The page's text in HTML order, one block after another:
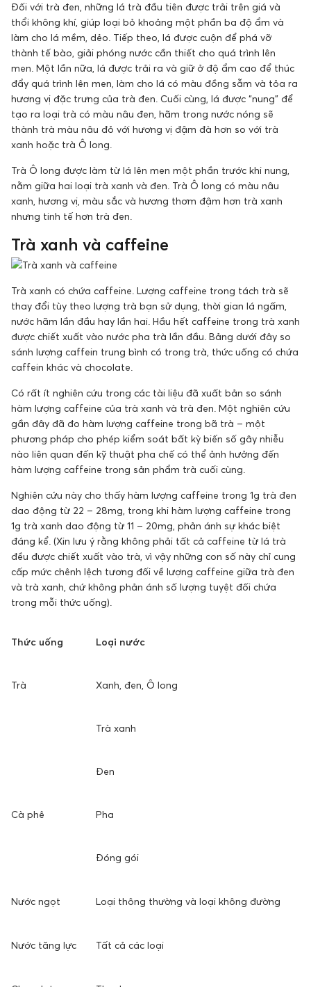
Đối với trà đen, những lá trà đầu tiên được trải trên giá và
thổi không khí, giúp loại bỏ khoảng một phần ba độ ẩm và
làm cho lá mềm, dẻo. Tiếp theo, lá được cuộn để phá vỡ
thành tế bào, giải phóng nước cần thiết cho quá trình lên
men. Một lần nữa, lá được trải ra và giữ ở độ ẩm cao để thúc
đẩy quá trình lên men, làm cho lá có màu đồng sẫm và tỏa ra
hương vị đặc trưng của trà đen. Cuối cùng, lá được “nung” để
tạo ra loại trà có màu nâu đen, hãm trong nước nóng sẽ
thành trà màu nâu đỏ với hương vị đậm đà hơn so với trà
xanh hoặc trà Ô long.
Trà Ô long được làm từ lá lên men một phần trước khi nung,
nằm giữa hai loại trà xanh và đen. Trà Ô long có màu nâu
xanh, hương vị, màu sắc và hương thơm đậm hơn trà xanh
nhưng tinh tế hơn trà đen.
Trà xanh và caffeine
Trà xanh có chứa caffeine. Lượng caffeine trong tách trà sẽ
thay đổi tùy theo lượng trà bạn sử dụng, thời gian lá ngấm,
nước hãm lần đầu hay lần hai. Hầu hết caffeine trong trà xanh
được chiết xuất vào nước pha trà lần đầu. Bảng dưới đây so
sánh lượng caffein trung bình có trong trà, thức uống có chứa
caffein khác và chocolate.
Có rất ít nghiên cứu trong các tài liệu đã xuất bản so sánh
hàm lượng caffeine của trà xanh và trà đen. Một nghiên cứu
gần đây đã đo hàm lượng caffeine trong bã trà – một
phương pháp cho phép kiểm soát bất kỳ biến số gây nhiễu
nào liên quan đến kỹ thuật pha chế có thể ảnh hưởng đến
hàm lượng caffeine trong sản phẩm trà cuối cùng.
Nghiên cứu này cho thấy hàm lượng caffeine trong 1g trà đen
dao động từ 22 – 28mg, trong khi hàm lượng caffeine trong
1g trà xanh dao động từ 11 – 20mg, phản ánh sự khác biệt
đáng kể. (Xin lưu ý rằng không phải tất cả caffeine từ lá trà
đều được chiết xuất vào trà, vì vậy những con số này chỉ cung
cấp mức chênh lệch tương đối về lượng caffeine giữa trà đen
và trà xanh, chứ không phản ánh số lượng tuyệt đối chứa
trong mỗi thức uống).
Thức uống Loại nước
Trà Xanh, đen, Ô long
Trà xanh
Đen
Cà phê Pha
Đóng gói
Nước ngọt Loại thông thường và loại không đường
Nước tăng lực Tất cả các loại